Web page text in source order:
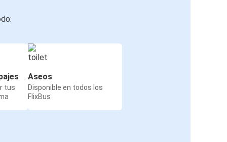
tus
Aseos
Disponible en todos los
FlixBus